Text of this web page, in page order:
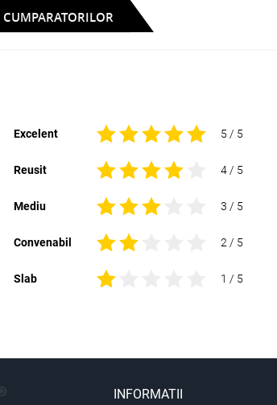
Excelent 5 / 5
Reusit 4 / 5
Mediu 3 / 5
Convenabil 2 / 5
Slab 1 / 5
INFORMATII